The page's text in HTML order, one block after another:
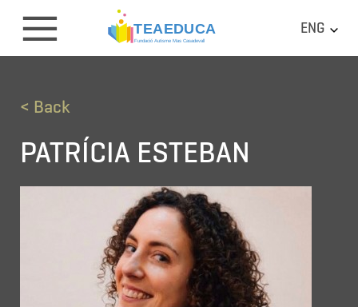
ENG
< Back
PATRÍCIA ESTEBAN